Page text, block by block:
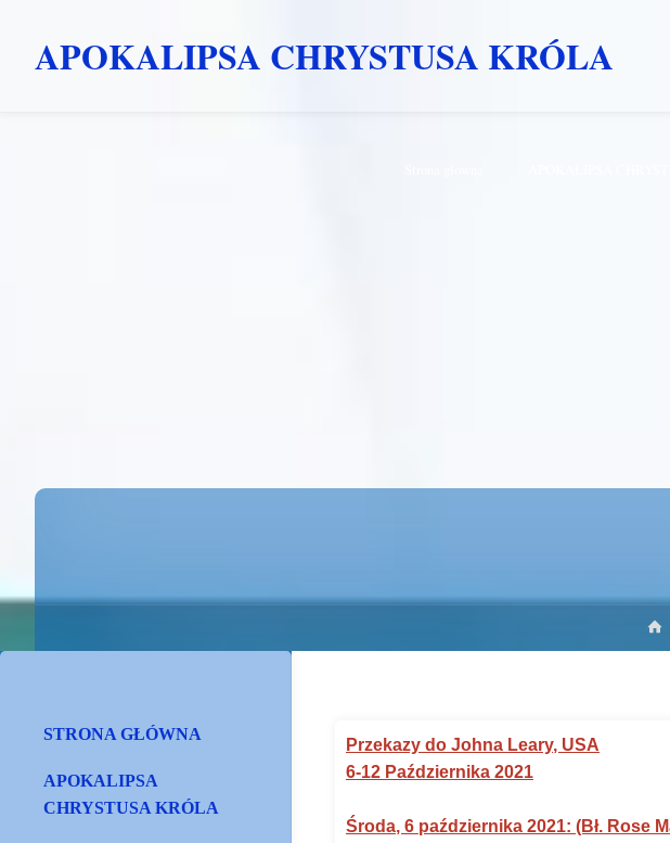
APOKALIPSA CHRYSTUSA KRÓLA
Przekazy do Johna Leary, USA
6-12 Października 2021
Środa, 6 października 2021: (Bł. Rose
STRONA GŁÓWNA
APOKALIPSA
CHRYSTUSA KRÓLA